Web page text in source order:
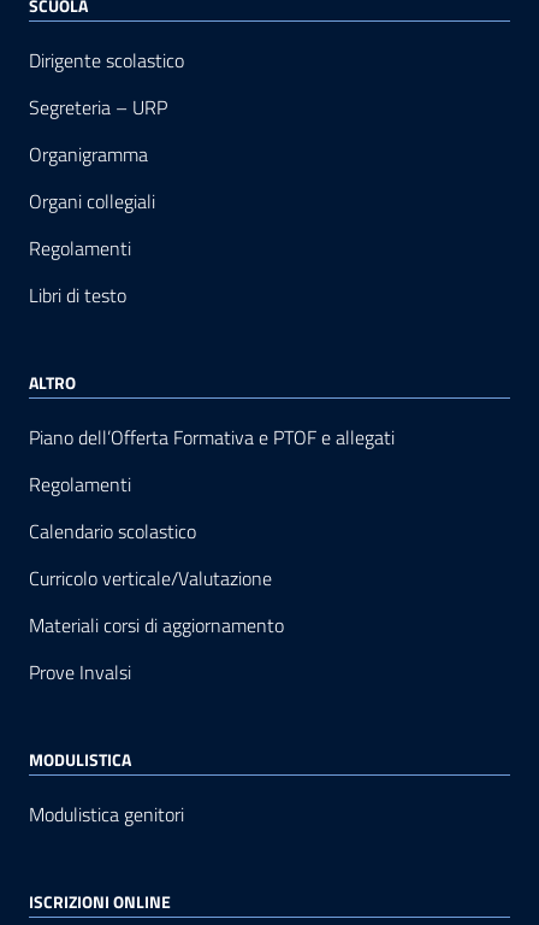
SCUOLA
Dirigente scolastico
Segreteria – URP
Organigramma
Organi collegiali
Regolamenti
Libri di testo
ALTRO
Piano dell’Offerta Formativa e PTOF e allegati
Regolamenti
Calendario scolastico
Curricolo verticale/Valutazione
Materiali corsi di aggiornamento
Prove Invalsi
MODULISTICA
Modulistica genitori
ISCRIZIONI ONLINE